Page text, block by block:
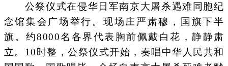
公祭仪式在侵华日军南京大屠杀遇难同胞纪
念馆集会广场举行。现场庄严肃穆，国旗下半
旗。约8000名各界代表胸前佩戴白花，静静肃
立。10时整，公祭仪式开始，奏唱中华人民共和